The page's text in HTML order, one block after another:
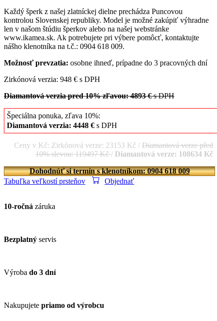
Každý šperk z našej zlatníckej dielne prechádza Puncovou
kontrolou Slovenskej republiky. Model je možné zakúpiť výhradne
len v našom štúdiu šperkov alebo na našej webstránke
www.ikamea.sk. Ak potrebujete pri výbere pomôcť, kontaktujte
nášho klenotníka na t.č.: 0904 618 009.
Možnosť prevzatia: osobne ihneď, prípadne do 3 pracovných dní
Zirkónová verzia: 948 € s DPH
Diamantová verzia pred 10% zľavou: 4893 €s DPH
Špeciálna ponuka, zľava 10%:
Diamantová verzia: 4448 € s DPH
Ceny v Kč: Zirkónová verze: 23153 Kč / Diamantová verze před
10% slevou: 119497 Kč/ Diamantová verze: 108634 Kč
Dohodnúť si termín s klenotníkom: 0904 618 009
Tabuľka veľkostí prsteňov
Objednať
10-ročná záruka
Bezplatný servis
Výroba do 3 dní
Nakupujete priamo od výrobcu